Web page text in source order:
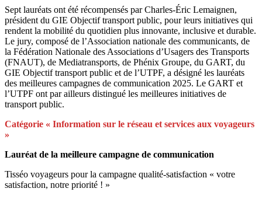
Sept lauréats ont été récompensés par Charles-Éric Lemaignen,
président du GIE Objectif transport public, pour leurs initiatives qui
rendent la mobilité du quotidien plus innovante, inclusive et durable.
Le jury, composé de l’Association nationale des communicants, de
la Fédération Nationale des Associations d’Usagers des Transports
(FNAUT), de Mediatransports, de Phénix Groupe, du GART, du
GIE Objectif transport public et de l’UTPF, a désigné les lauréats
des meilleures campagnes de communication 2025. Le GART et
l’UTPF ont par ailleurs distingué les meilleures initiatives de
transport public.
Catégorie « Information sur le réseau et services aux voyageurs
»
Lauréat de la meilleure campagne de communication
Tisséo voyageurs pour la campagne qualité-satisfaction « votre
satisfaction, notre priorité ! »